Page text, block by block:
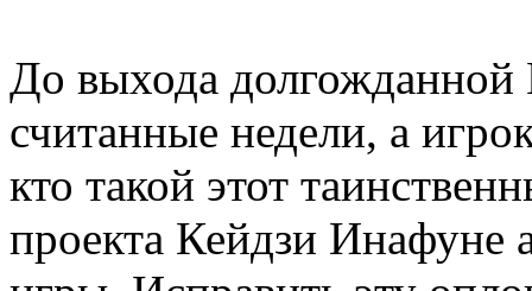
До выхода долгожданной
считанные недели, а
кто такой этот
проекта Кейдзи Инафуне